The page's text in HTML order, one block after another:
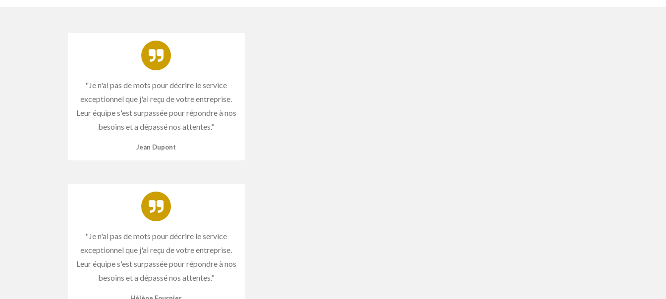
"Je n'ai pas de mots pour décrire le service
exceptionnel que j'ai reçu de votre entreprise.
Leur équipe s'est surpassée pour répondre à nos
besoins et a dépassé nos attentes."
Jean Dupont
"Je n'ai pas de mots pour décrire le service
exceptionnel que j'ai reçu de votre entreprise.
Leur équipe s'est surpassée pour répondre à nos
besoins et a dépassé nos attentes."